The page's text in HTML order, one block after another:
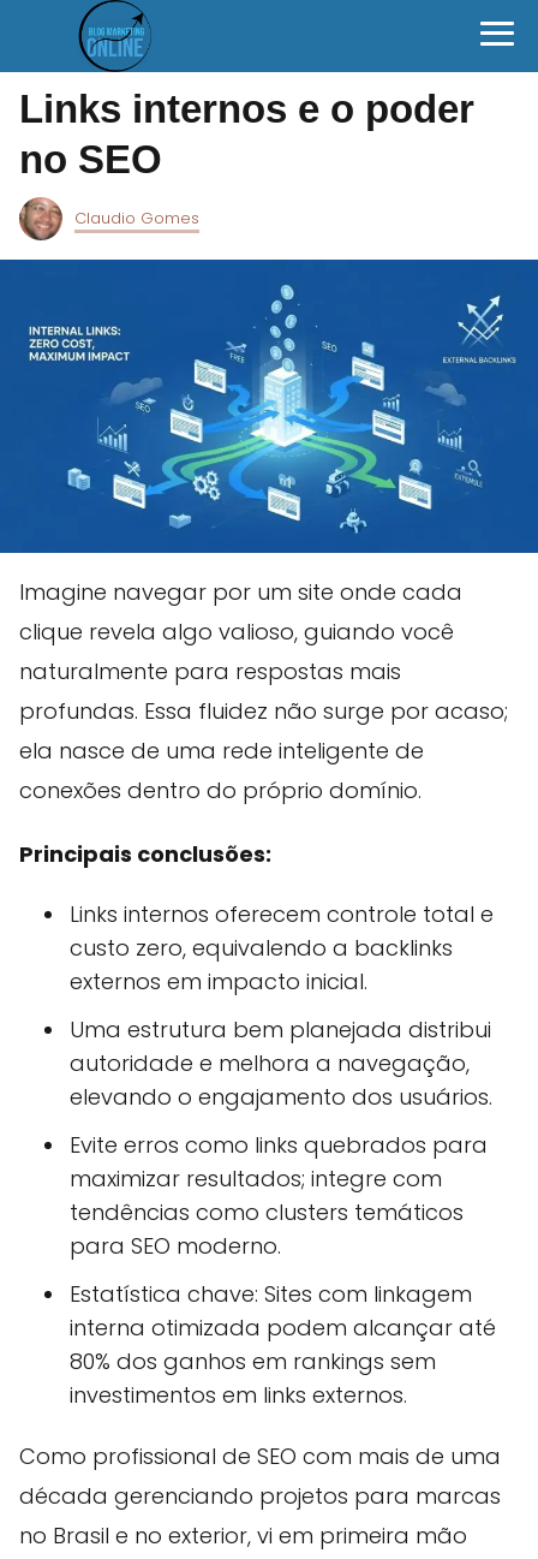
Links internos e o poder
no SEO
Claudio Gomes
Imagine navegar por um site onde cada
clique revela algo valioso, guiando você
naturalmente para respostas mais
profundas. Essa fluidez não surge por acaso;
ela nasce de uma rede inteligente de
conexões dentro do próprio domínio.
Principais conclusões:
Links internos oferecem controle total e
custo zero, equivalendo a backlinks
externos em impacto inicial.
Uma estrutura bem planejada distribui
autoridade e melhora a navegação,
elevando o engajamento dos usuários.
Evite erros como links quebrados para
maximizar resultados; integre com
tendências como clusters temáticos
para SEO moderno.
Estatística chave: Sites com linkagem
interna otimizada podem alcançar até
80% dos ganhos em rankings sem
investimentos em links externos.
Como profissional de SEO com mais de uma
década gerenciando projetos para marcas
no Brasil e no exterior, vi em primeira mão